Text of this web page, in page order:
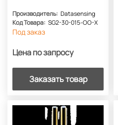
Производитель: Datasensing
Код Товара: SG2-30-015-OO-X
Под заказ
Цена по запросу
Заказать товар